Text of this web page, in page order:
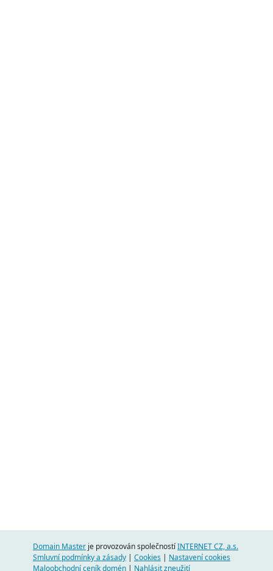
Domain Master je provozován společnostíINTERNET CZ, a.s.
Smluvní podmínky a zásady | Cookies | Nastavení cookies
Maloobchodní ceník domén | Nahlásit zneužití